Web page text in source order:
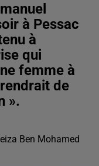
à Pessac
à
qui
femme à
de
».
Ben Mohamed